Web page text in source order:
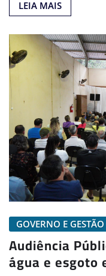
LEIA MAIS
GOVERNO E GESTÃO
Audiência
água e esgoto